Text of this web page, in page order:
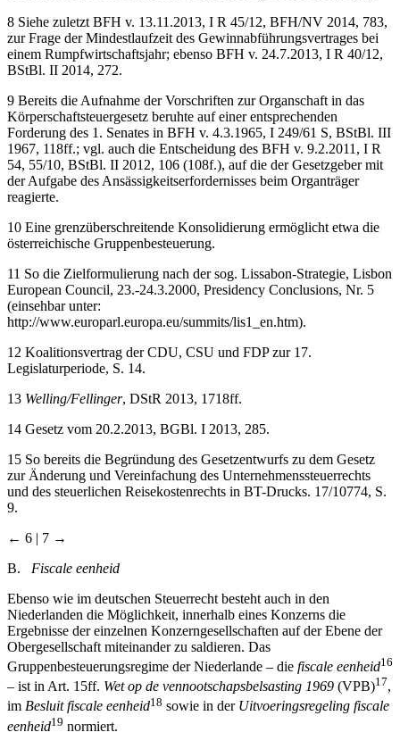
8 Siehe zuletzt BFH v. 13.11.2013, I R 45/12, BFH/NV 2014, 783,
zur Frage der Mindestlaufzeit des Gewinnabführungsvertrages bei
einem Rumpfwirtschaftsjahr; ebenso BFH v. 24.7.2013, I R 40/12,
BStBl. II 2014, 272.
9 Bereits die Aufnahme der Vorschriften zur Organschaft in das
Körperschaftsteuergesetz beruhte auf einer entsprechenden
Forderung des 1. Senates in BFH v. 4.3.1965, I 249/61 S, BStBl. III
1967, 118ff.; vgl. auch die Entscheidung des BFH v. 9.2.2011, I R
54, 55/10, BStBl. II 2012, 106 (108f.), auf die der Gesetzgeber mit
der Aufgabe des Ansässigkeitserfordernisses beim Organträger
reagierte.
10 Eine grenzüberschreitende Konsolidierung ermöglicht etwa die
österreichische Gruppenbesteuerung.
11 So die Zielformulierung nach der sog. Lissabon-Strategie, Lisbon
European Council, 23.-24.3.2000, Presidency Conclusions, Nr. 5
(einsehbar unter:
http://www.europarl.europa.eu/summits/lis1_en.htm).
12 Koalitionsvertrag der CDU, CSU und FDP zur 17.
Legislaturperiode, S. 14.
13 Welling/Fellinger, DStR 2013, 1718ff.
14 Gesetz vom 20.2.2013, BGBl. I 2013, 285.
15 So bereits die Begründung des Gesetzentwurfs zu dem Gesetz
zur Änderung und Vereinfachung des Unternehmenssteuerrechts
und des steuerlichen Reisekostenrechts in BT-Drucks. 17/10774, S.
9.
← 6 | 7 →
B. Fiscale eenheid
Ebenso wie im deutschen Steuerrecht besteht auch in den
Niederlanden die Möglichkeit, innerhalb eines Konzerns die
Ergebnisse der einzelnen Konzerngesellschaften auf der Ebene der
Obergesellschaft miteinander zu saldieren. Das
Gruppenbesteuerungsregime der Niederlande – die fiscale eenheid16
– ist in Art. 15ff. Wet op de vennootschapsbelsasting 1969 (VPB)17,
im Besluit fiscale eenheid18 sowie in der Uitvoeringsregeling fiscale
eenheid19 normiert.